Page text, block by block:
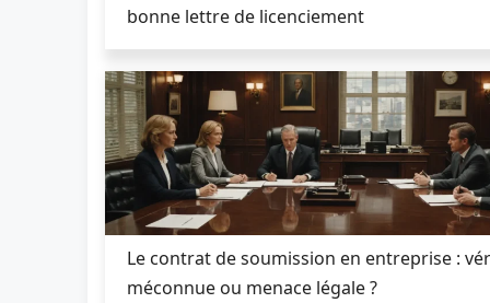
bonne lettre de licenciement
Le contrat de soumission en entreprise :
méconnue ou menace légale ?